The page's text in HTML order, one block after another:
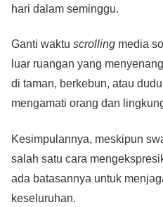
hari dalam seminggu.
Ganti waktu scrolling media
luar ruangan yang
di taman, berkebun, atau
mengamati orang dan
Kesimpulannya, meskipun
salah satu cara
ada batasannya untuk
keseluruhan.